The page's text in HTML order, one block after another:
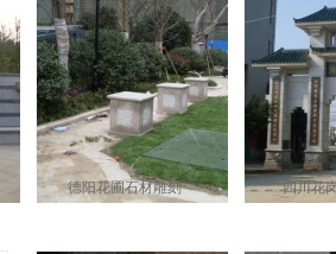
德阳花圃石材雕刻 四川花